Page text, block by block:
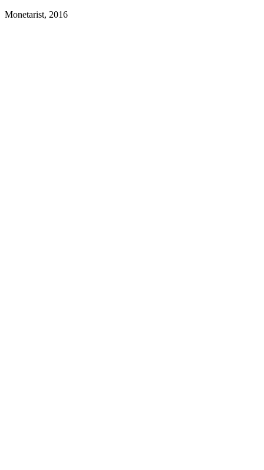
Monetarist, 2016